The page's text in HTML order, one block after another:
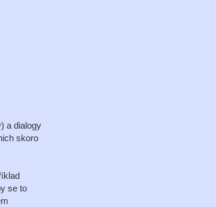
a dialogy
skoro
se to